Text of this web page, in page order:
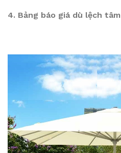
4. Bảng báo giá dù lệch tâm